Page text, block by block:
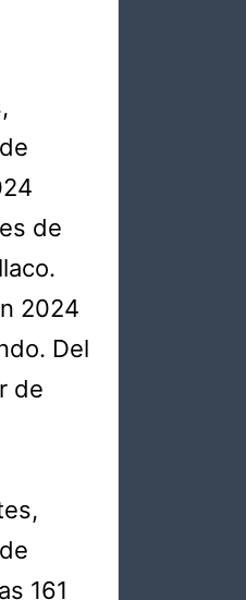
de
2024
Del
de
161